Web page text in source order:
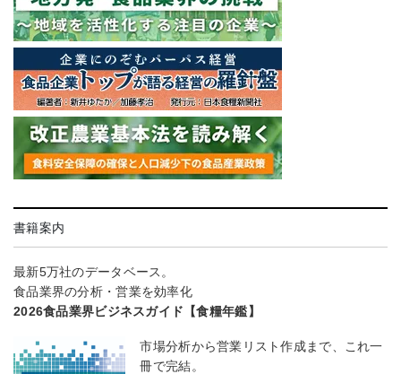
書籍案内
最新5万社のデータベース。
食品業界の分析・営業を効率化
2026食品業界ビジネスガイド【食糧年鑑】
市場分析から営業リスト作成まで、これ一
冊で完結。